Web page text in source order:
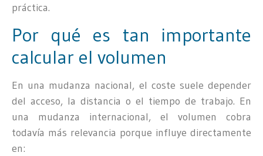
práctica.
Por qué es tan importante
calcular el volumen
En una mudanza nacional, el coste suele depender
del acceso, la distancia o el tiempo de trabajo. En
una mudanza internacional, el volumen cobra
todavía más relevancia porque influye directamente
en: